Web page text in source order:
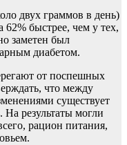
двух граммов в день)
быстрее, чем у тех,
заметен был
диабетом.
от поспешных
что между
существует
На результаты могли
рацион питания,